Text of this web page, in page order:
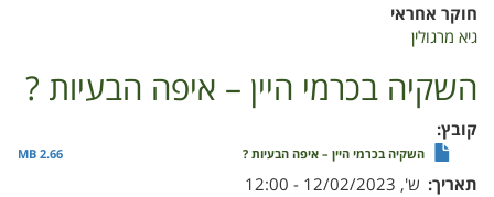
Intelligence
-
כרם-
חוקר אחראי
גיא מרגולין
השקיה בכרמי היין – איפה הבעיות ?
קובץ
השקיה בכרמי היין – איפה הבעיות ? 2.66 MB
תאריך ש', 12/02/2023 - 12:00